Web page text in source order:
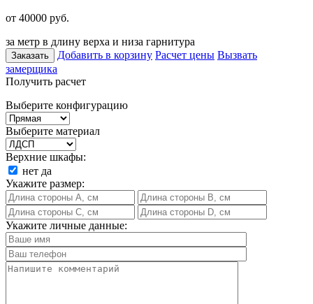
от 40000 руб.
за метр в длину верха и низа гарнитура
Заказать Добавить в корзину Расчет цены Вызвать
замерщика
Получить расчет
Выберите конфигурацию
Выберите материал
Верхние шкафы:
нет да
Укажите размер:
Укажите личные данные: